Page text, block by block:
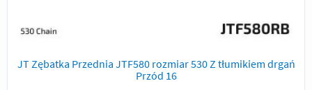
JT Zębatka Przednia JTF580 rozmiar 530 Z tłumikiem drgań
Przód 16